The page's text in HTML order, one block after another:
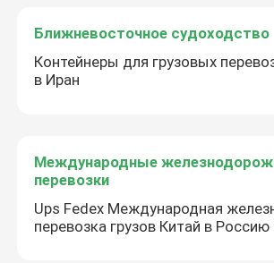
Ближневосточное судоходство
Контейнеры для грузовых
в Иран
Международные
перевозки
Ups Fedex Международная
перевозка грузов Китай в Россию